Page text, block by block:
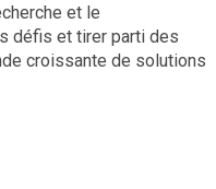
et le
défis et tirer parti des
croissante de solutions